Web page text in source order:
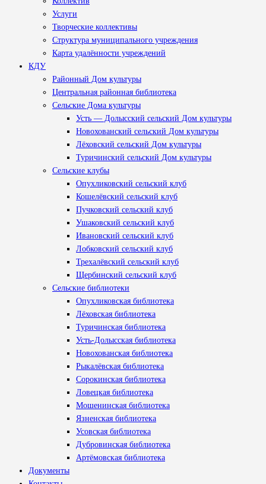
Услуги
Творческие коллективы
Структура муниципального учреждения
Карта удалённости учреждений
КДУ
Районный Дом культуры
Центральная районная библиотека
Сельские Дома культуры
Усть — Долысский сельский Дом культуры
Новохованский сельский Дом культуры
Лёховский сельский Дом культуры
Туричинский сельский Дом культуры
Сельские клубы
Опухликовский сельский клуб
Кошелёвский сельский клуб
Пучковский сельский клуб
Ушаковский сельский клуб
Ивановский сельский клуб
Лобковский сельский клуб
Трехалёвский сельский клуб
Щербинский сельский клуб
Сельские библиотеки
Опухликовская библиотека
Лёховская библиотека
Туричинская библиотека
Усть-Долысская библиотека
Новохованская библиотека
Рыкалёвская библиотека
Сорокинская библиотека
Ловецкая библиотека
Мошенинская библиотека
Язненская библиотека
Усовская библиотека
Дубровинская библиотека
Артёмовская библиотека
Документы